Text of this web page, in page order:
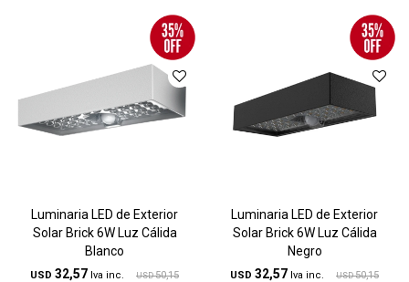
Luminaria LED de Exterior
Solar Brick 6W Luz Cálida
Blanco
USD 32,57 USD 50,15
Luminaria LED de Exterior
Solar Brick 6W Luz Cálida
Negro
USD 32,57 USD 50,15